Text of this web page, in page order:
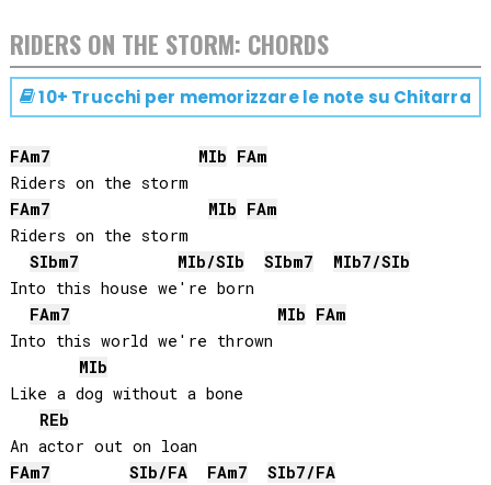
RIDERS ON THE STORM: CHORDS
10+ Trucchi per memorizzare le note su Chitarra
FAm7 MIb FAm
FAm7 MIb FAm
Riders on the storm
SIbm7 MIb/SIb SIbm7 MIb7/SIb
Into this house we're born
FAm7 MIb FAm
Into this world we're thrown
MIb
Like a dog without a bone
REb
FAm7 SIb/FA FAm7 SIb7/FA